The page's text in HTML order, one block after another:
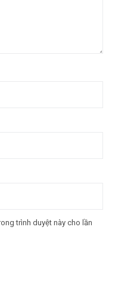
trình duyệt này cho lần